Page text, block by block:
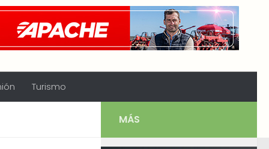
Turismo
MÁS